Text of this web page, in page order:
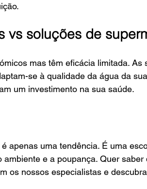
vs soluções de
mas têm eficácia limitada. As
se à qualidade da água da
um investimento na sua saúde.
apenas uma tendência. É uma
ambiente e a poupança. Quer
os nossos especialistas e